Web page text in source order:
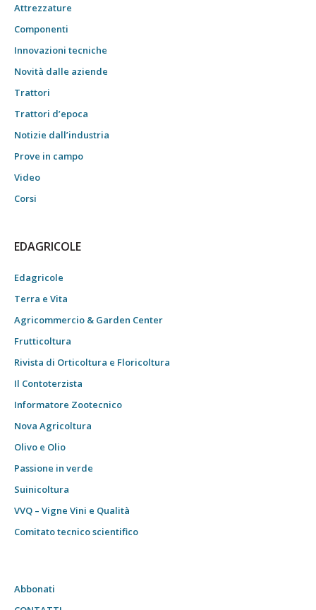
Attrezzature
Componenti
Innovazioni tecniche
Novità dalle aziende
Trattori
Trattori d’epoca
Notizie dall’industria
Prove in campo
Video
Corsi
EDAGRICOLE
Edagricole
Terra e Vita
Agricommercio & Garden Center
Frutticoltura
Rivista di Orticoltura e Floricoltura
Il Contoterzista
Informatore Zootecnico
Nova Agricoltura
Olivo e Olio
Passione in verde
Suinicoltura
VVQ – Vigne Vini e Qualità
Comitato tecnico scientifico
Abbonati